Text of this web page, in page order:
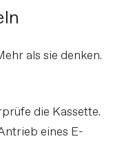
als sie denken.
die Kassette.
eines E-